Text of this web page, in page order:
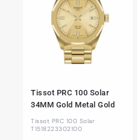
Tissot PRC 100 Solar
34MM Gold Metal Gold
Tissot PRC 100 Solar
T1518223302100